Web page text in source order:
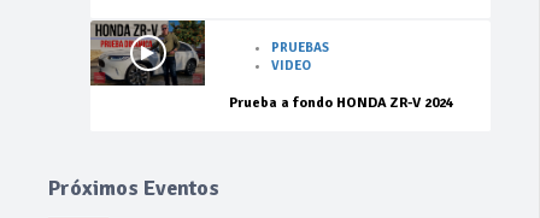
PRUEBAS
VIDEO
Prueba a fondo HONDA ZR-V 2024
Próximos Eventos